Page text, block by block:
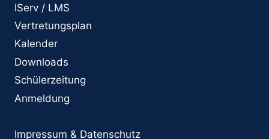
IServ / LMS
Vertretungsplan
Kalender
Downloads
Schülerzeitung
Anmeldung
Impressum & Datenschutz